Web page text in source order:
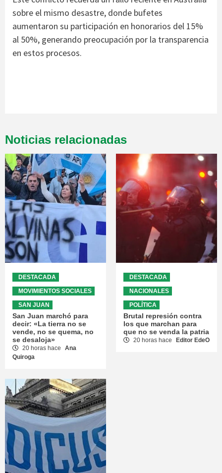
sobre el mismo desastre, donde bufetes
aumentaron su participación en honorarios del 15%
al 50%, generando preocupación por la transparencia
en estos procesos.
Noticias relacionadas
DESTACADA
MOVIMIENTOS SOCIALES
SAN JUAN
San Juan marchó para
decir: «La tierra no se
vende, no se quema, no
se desaloja»
20 horas hace
Ana
Quiroga
DESTACADA
NACIONALES
POLÍTICA
Brutal represión contra
los que marchan para
que no se venda la patria
20 horas hace Editor EdeO